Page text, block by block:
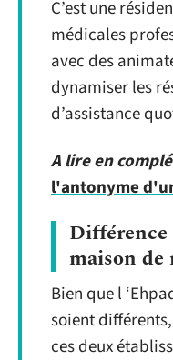
C’est une
médicales
avec des
dynamiser les
d’assistance
A lire en
l'antonyme
Différence
maison de
Bien que l
soient
ces deux